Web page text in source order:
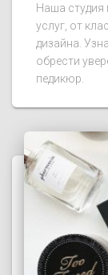
Наша студия
услуг, от
дизайна.
обрести
педикюр.